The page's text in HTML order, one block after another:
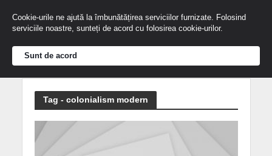
Tag - colonialism modern
Cookie-urile ne ajută la îmbunătățirea serviciilor furnizate. Folosind
serviciile noastre, sunteți de acord cu folosirea cookie-urilor.
Sunt de acord